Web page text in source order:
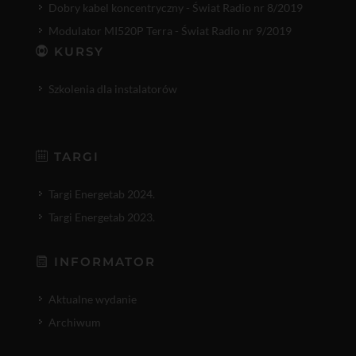
Dobry kabel koncentryczny - Świat Radio nr 8/2019
Modulator MI520P Terra - Świat Radio nr 9/2019
KURSY
Szkolenia dla instalatorów
TARGI
Targi Energetab 2024.
Targi Energetab 2023.
INFORMATOR
Aktualne wydanie
Archiwum